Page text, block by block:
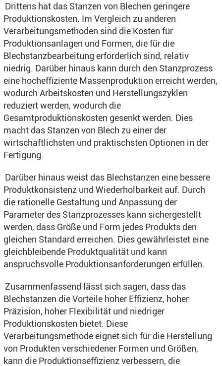
Drittens hat das Stanzen von Blechen geringere
Produktionskosten. Im Vergleich zu anderen
Verarbeitungsmethoden sind die Kosten für
Produktionsanlagen und Formen, die für die
Blechstanzbearbeitung erforderlich sind, relativ
niedrig. Darüber hinaus kann durch den Stanzprozess
eine hocheffiziente Massenproduktion erreicht werden,
wodurch Arbeitskosten und Herstellungszyklen
reduziert werden, wodurch die
Gesamtproduktionskosten gesenkt werden. Dies
macht das Stanzen von Blech zu einer der
wirtschaftlichsten und praktischsten Optionen in der
Fertigung.
Darüber hinaus weist das Blechstanzen eine bessere
Produktkonsistenz und Wiederholbarkeit auf. Durch
die rationelle Gestaltung und Anpassung der
Parameter des Stanzprozesses kann sichergestellt
werden, dass Größe und Form jedes Produkts den
gleichen Standard erreichen. Dies gewährleistet eine
gleichbleibende Produktqualität und kann
anspruchsvolle Produktionsanforderungen erfüllen.
Zusammenfassend lässt sich sagen, dass das
Blechstanzen die Vorteile hoher Effizienz, hoher
Präzision, hoher Flexibilität und niedriger
Produktionskosten bietet. Diese
Verarbeitungsmethode eignet sich für die Herstellung
von Produkten verschiedener Formen und Größen,
kann die Produktionseffizienz verbessern, die